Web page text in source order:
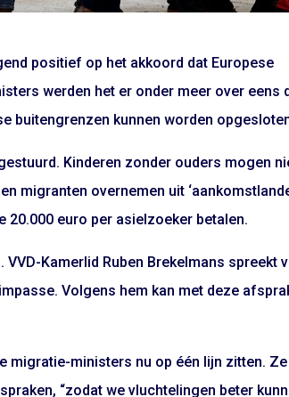
positief op het akkoord dat Europese
werden het er onder meer over eens
buitengrenzen kunnen worden
Kinderen zonder ouders mogen
migranten overnemen uit
20.000 euro per asielzoeker betalen.
Kamerlid Ruben Brekelmans spreekt
Volgens hem kan met deze
migratie-ministers nu op één lijn zitten.
“zodat we vluchtelingen beter